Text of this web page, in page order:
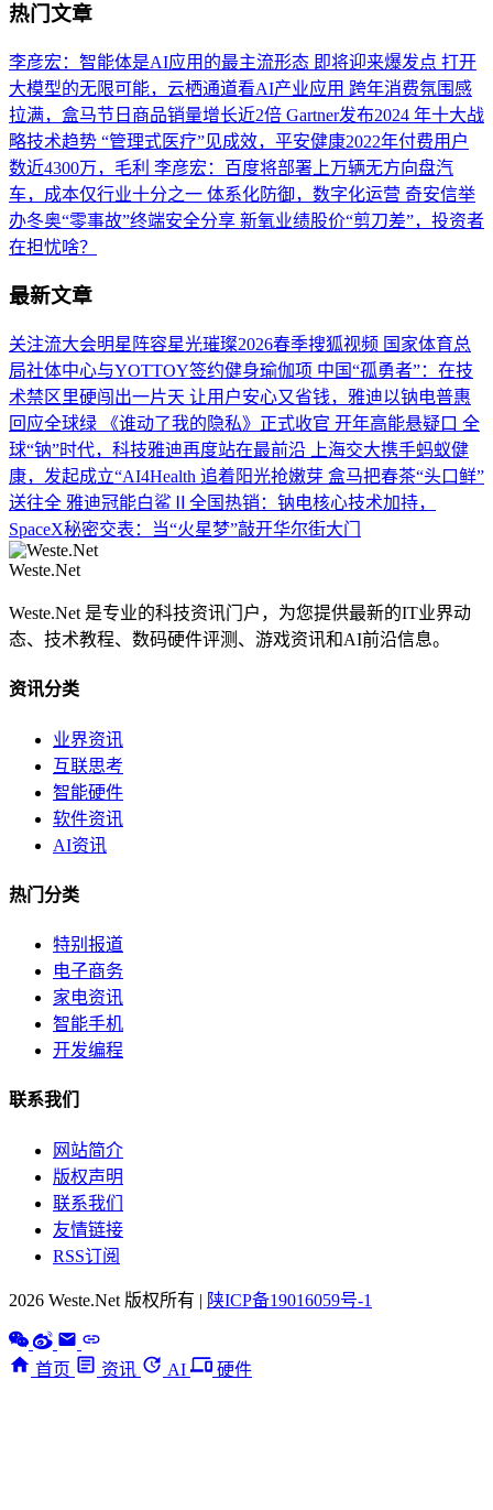
热门文章
李彦宏：智能体是AI应用的最主流形态 即将迎来爆发点 打开
大模型的无限可能，云栖通道看AI产业应用 跨年消费氛围感
拉满，盒马节日商品销量增长近2倍 Gartner发布2024 年十大战
略技术趋势 “管理式医疗”见成效，平安健康2022年付费用户
数近4300万，毛利 李彦宏：百度将部署上万辆无方向盘汽
车，成本仅行业十分之一 体系化防御，数字化运营 奇安信举
办冬奥“零事故”终端安全分享 新氧业绩股价“剪刀差”，投资者
在担忧啥？
最新文章
关注流大会明星阵容星光璀璨2026春季搜狐视频 国家体育总
局社体中心与YOTTOY签约健身瑜伽项 中国“孤勇者”：在技
术禁区里硬闯出一片天 让用户安心又省钱，雅迪以钠电普惠
回应全球绿
《谁动了我的隐私》正式收官 开年高能悬疑口 全
球“钠”时代，科技雅迪再度站在最前沿
上海交大携手蚂蚁健
康，发起成立“AI4Health 追着阳光抢嫩芽 盒马把春茶“头口鲜”
送往全 雅迪冠能白鲨Ⅱ全国热销：钠电核心技术加持，
SpaceX秘密交表：当“火星梦”敲开华尔街大门
Weste.Net
Weste.Net 是专业的科技资讯门户，为您提供最新的IT业界动
态、技术教程、数码硬件评测、游戏资讯和AI前沿信息。
资讯分类
业界资讯
互联思考
智能硬件
软件资讯
AI资讯
热门分类
特别报道
电子商务
家电资讯
智能手机
开发编程
联系我们
网站简介
版权声明
联系我们
友情链接
RSS订阅
2026 Weste.Net 版权所有 | 陕ICP备19016059号-1
首页 资讯 AI 硬件